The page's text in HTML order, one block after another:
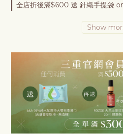
全店折後滿$600 送 針織手提袋
Show